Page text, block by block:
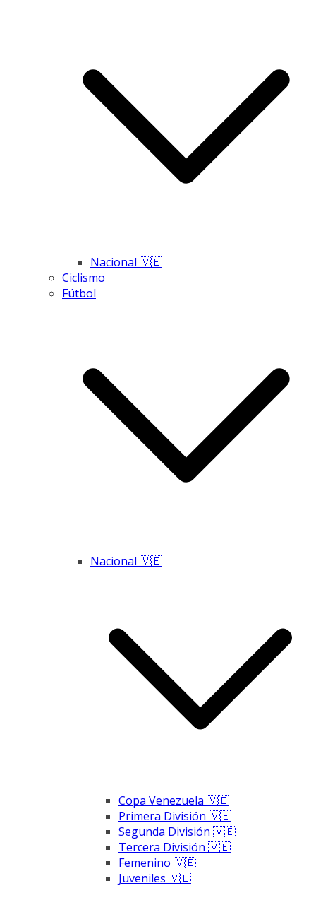
Nacional 🇻🇪
Ciclismo
Fútbol
Nacional 🇻🇪
Copa Venezuela 🇻🇪
Primera División 🇻🇪
Segunda División 🇻🇪
Tercera División 🇻🇪
Femenino 🇻🇪
Juveniles 🇻🇪